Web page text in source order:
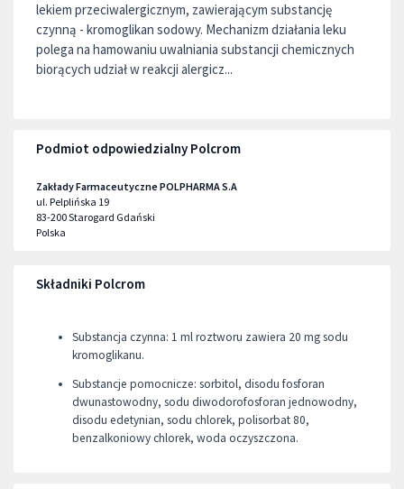
lekiem przeciwalergicznym, zawierającym substancję
czynną - kromoglikan sodowy. Mechanizm działania leku
polega na hamowaniu uwalniania substancji chemicznych
biorących udział w reakcji alergicz...
Podmiot odpowiedzialny Polcrom
Zakłady Farmaceutyczne POLPHARMA S.A
ul. Pelplińska 19
83-200Starogard Gdański
Polska
Składniki Polcrom
Substancja czynna: 1 ml roztworu zawiera 20 mg sodu
kromoglikanu.
Substancje pomocnicze: sorbitol, disodu fosforan
dwunastowodny, sodu diwodorofosforan jednowodny,
disodu edetynian, sodu chlorek, polisorbat 80,
benzalkoniowy chlorek, woda oczyszczona.